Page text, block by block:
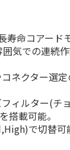
命コアード
気での連続
ネクター選
ィルター(チ
搭載可能。
で切替可